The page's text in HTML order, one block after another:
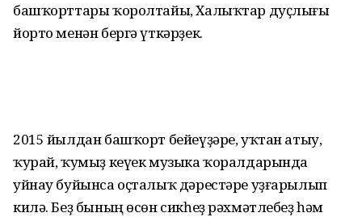
башҡорттары ҡоролтайы, Халыҡтар дуҫлығы
йорто менән бергә үткәрҙек.
2015 йылдан башҡорт бейеүҙәре, уҡтан атыу,
ҡурай, ҡумыҙ кеүек музыка ҡоралдарында
уйнау буйынса оҫталыҡ дәрестәре уҙғарылып
килә. Беҙ бының өсөн сикһеҙ рәхмәтлебеҙ һәм